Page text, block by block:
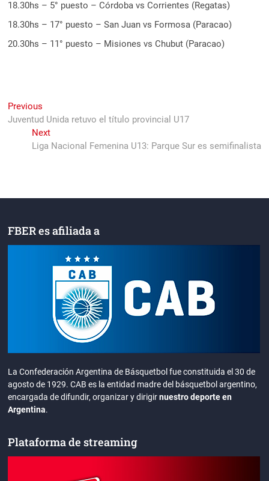
18.30hs – 5° puesto – Córdoba vs Corrientes (Regatas)
18.30hs – 17° puesto – San Juan vs Formosa (Paracao)
20.30hs – 11° puesto – Misiones vs Chubut (Paracao)
Navegación
de
entradas
Previous
post:
Juventud Unida retuvo el título provincial U17
NextNext
post:
Liga Nacional Femenina U13: Parque Sur es semifinalista
FBER es afiliada a
La Confederación Argentina de Básquetbol fue constituida el 30 de
agosto de 1929. CAB es la entidad madre del básquetbol argentino,
encargada de difundir, organizar y dirigirnuestro deporte en
Argentina.
Plataforma de streaming